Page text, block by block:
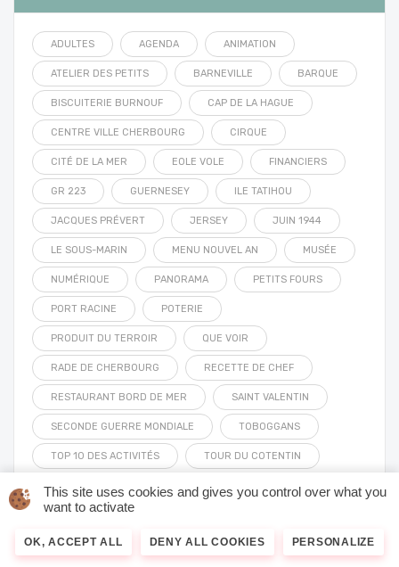
ADULTES AGENDA ANIMATION
ATELIER DES PETITS BARNEVILLE BARQUE
BISCUITERIE BURNOUF CAP DE LA HAGUE
CENTRE VILLE CHERBOURG CIRQUE
CITÉ DE LA MER EOLE VOLE FINANCIERS
GR 223 GUERNESEY ILE TATIHOU
JACQUES PRÉVERT JERSEY JUIN 1944
LE SOUS-MARIN MENU NOUVEL AN MUSÉE
NUMÉRIQUE PANORAMA PETITS FOURS
PORT RACINE POTERIE
PRODUIT DU TERROIR QUE VOIR
RADE DE CHERBOURG RECETTE DE CHEF
RESTAURANT BORD DE MER SAINT VALENTIN
SECONDE GUERRE MONDIALE TOBOGGANS
TOP 10 DES ACTIVITÉS TOUR DU COTENTIN
TOURISME DE MÉMOIRE TOUR VAUBAN
TRAVERSÉES
VÉLO ÉTANG ÎLES ANGLO-NORMANDES
This site uses cookies and gives you control over what you
want to activate
OK, ACCEPT ALL DENY ALL COOKIES PERSONALIZE